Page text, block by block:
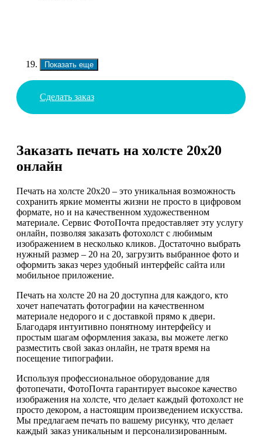
Показать еще
Сделать заказ
Заказать печать на холсте 20х20
онлайн
Печать на холсте 20х20 – это уникальная возможность
сохранить яркие моменты жизни не просто в цифровом
формате, но и на качественном художественном
материале. Сервис ФотоПочта предоставляет эту услугу
онлайн, позволяя заказать фотохолст с любимым
изображением в несколько кликов. Достаточно выбрать
нужный размер – 20 на 20, загрузить выбранное фото и
оформить заказ через удобный интерфейс сайта или
мобильное приложение.
Печать на холсте 20 на 20 доступна для каждого, кто
хочет напечатать фотографии на качественном
материале недорого и с доставкой прямо к двери.
Благодаря интуитивно понятному интерфейсу и
простым шагам оформления заказа, вы можете легко
разместить свой заказ онлайн, не тратя время на
посещение типографии.
Используя профессиональное оборудование для
фотопечати, ФотоПочта гарантирует высокое качество
изображения на холсте, что делает каждый фотохолст не
просто декором, а настоящим произведением искусства.
Мы предлагаем печать по вашему рисунку, что делает
каждый заказ уникальным и персонализированным.